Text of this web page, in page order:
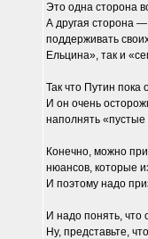
Это одна сторона
А другая сторона
поддерживать
Ельцина», так и
Так что Путин пока
И он очень
наполнять
Конечно, можно
нюансов, которые
И поэтому надо
И надо понять, что
Ну, представьте,